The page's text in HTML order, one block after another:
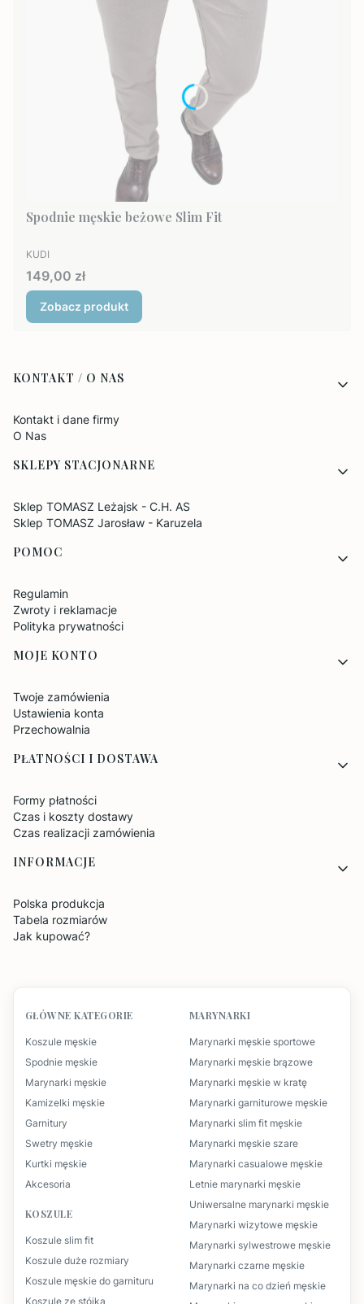
Spodnie męskie beżowe Slim Fit
PRODUCENT
KUDI
Cena
149,00 zł
Zobacz produkt
Linki w stopce
KONTAKT / O NAS
Kontakt i dane firmy
O Nas
SKLEPY STACJONARNE
Sklep TOMASZ Leżajsk - C.H. AS
Sklep TOMASZ Jarosław - Karuzela
POMOC
Regulamin
Zwroty i reklamacje
Polityka prywatności
MOJE KONTO
Twoje zamówienia
Ustawienia konta
Przechowalnia
PŁATNOŚCI I DOSTAWA
Formy płatności
Czas i koszty dostawy
Czas realizacji zamówienia
INFORMACJE
Polska produkcja
Tabela rozmiarów
Jak kupować?
GŁÓWNE KATEGORIE
Koszule męskie
Spodnie męskie
Marynarki męskie
Kamizelki męskie
Garnitury
Swetry męskie
Kurtki męskie
Akcesoria
KOSZULE
Koszule slim fit
Koszule duże rozmiary
Koszule męskie do garnituru
MARYNARKI
Marynarki męskie sportowe
Marynarki męskie brązowe
Marynarki męskie w kratę
Marynarki garniturowe męskie
Marynarki slim fit męskie
Marynarki męskie szare
Marynarki casualowe męskie
Letnie marynarki męskie
Uniwersalne marynarki męskie
Marynarki wizytowe męskie
Marynarki sylwestrowe męskie
Marynarki czarne męskie
Marynarki na co dzień męskie